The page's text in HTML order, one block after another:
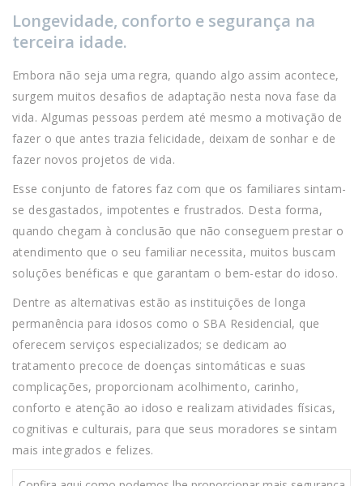
Longevidade, conforto e segurança na
terceira idade.
Embora não seja uma regra, quando algo assim acontece,
surgem muitos desafios de adaptação nesta nova fase da
vida. Algumas pessoas perdem até mesmo a motivação de
fazer o que antes trazia felicidade, deixam de sonhar e de
fazer novos projetos de vida.
Esse conjunto de fatores faz com que os familiares sintam-
se desgastados, impotentes e frustrados. Desta forma,
quando chegam à conclusão que não conseguem prestar o
atendimento que o seu familiar necessita, muitos buscam
soluções benéficas e que garantam o bem-estar do idoso.
Dentre as alternativas estão as instituições de longa
permanência para idosos como o SBA Residencial, que
oferecem serviços especializados; se dedicam ao
tratamento precoce de doenças sintomáticas e suas
complicações, proporcionam acolhimento, carinho,
conforto e atenção ao idoso e realizam atividades físicas,
cognitivas e culturais, para que seus moradores se sintam
mais integrados e felizes.